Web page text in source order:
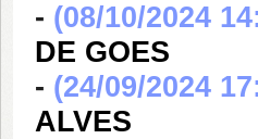
- (08/10/2024
DE GOES
- (24/09/2024
ALVES